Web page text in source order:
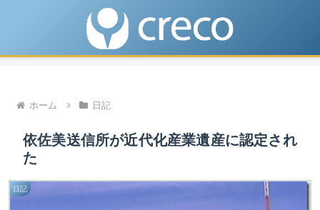
ホーム 日記
依佐美送信所が近代化産業遺産に認定され
た
日記